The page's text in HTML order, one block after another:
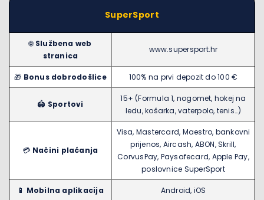
SuperSport
🌐Službena web
stranica
www.supersport.hr
🎁 Bonus dobrodošlice 100% na prvi depozit do 100 €
🏟️ Sportovi
15+ (Formula 1, nogomet, hokej na
ledu, košarka, vaterpolo, tenis…)
💳 Načini plaćanja
Visa, Mastercard, Maestro, bankovni
prijenos, Aircash, ABON, Skrill,
CorvusPay, Paysafecard, Apple Pay,
poslovnice SuperSport
📱 Mobilna aplikacija Android, iOS